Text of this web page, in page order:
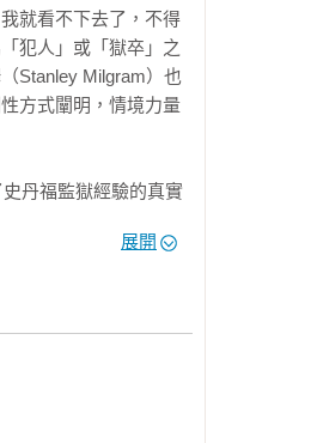
就看不下去了，不得
犯人」或「獄卒」之
Stanley Milgram）也
方式闡明，情境力量
丹福監獄經驗的真實
服從、自我辯證、合
所作為、大眾冷漠
苦難的作用因素，那個
證一種由滋生罪惡
展開